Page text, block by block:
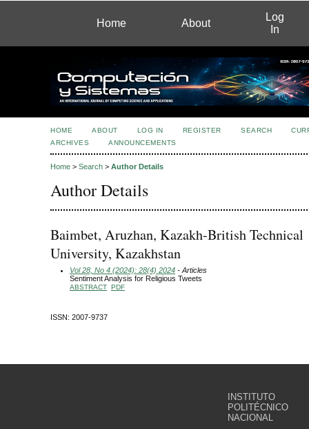
Home About
Log
In
HOME ABOUT LOG IN REGISTER SEARCH
ARCHIVES
ANNOUNCEMENTS
Home > Search > Author Details
Author Details
Baimbet, Aruzhan, Kazakh-British Technical
University, Kazakhstan
Vol 28, No 4 (2024): 28(4) 2024 - Articles
Sentiment Analysis for Religious Tweets
ABSTRACT PDF
ISSN: 2007-9737
INSTITUTO
POLITÉCNICO
NACIONAL